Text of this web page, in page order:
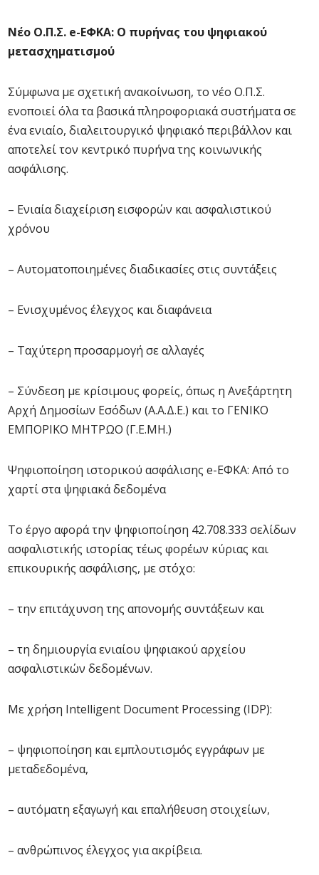
Νέο Ο.Π.Σ. e-ΕΦΚΑ: Ο πυρήνας του ψηφιακού
μετασχηματισμού
Σύμφωνα με σχετική ανακοίνωση, το νέο Ο.Π.Σ.
ενοποιεί όλα τα βασικά πληροφοριακά συστήματα σε
ένα ενιαίο, διαλειτουργικό ψηφιακό περιβάλλον και
αποτελεί τον κεντρικό πυρήνα της κοινωνικής
ασφάλισης.
– Ενιαία διαχείριση εισφορών και ασφαλιστικού
χρόνου
– Αυτοματοποιημένες διαδικασίες στις συντάξεις
– Ενισχυμένος έλεγχος και διαφάνεια
– Ταχύτερη προσαρμογή σε αλλαγές
– Σύνδεση με κρίσιμους φορείς, όπως η Ανεξάρτητη
Αρχή Δημοσίων Εσόδων (Α.Α.Δ.Ε.) και το ΓΕΝΙΚΟ
ΕΜΠΟΡΙΚΟ ΜΗΤΡΩΟ (Γ.Ε.ΜΗ.)
Ψηφιοποίηση ιστορικού ασφάλισης e-ΕΦΚΑ: Από το
χαρτί στα ψηφιακά δεδομένα
Το έργο αφορά την ψηφιοποίηση 42.708.333 σελίδων
ασφαλιστικής ιστορίας τέως φορέων κύριας και
επικουρικής ασφάλισης, με στόχο:
– την επιτάχυνση της απονομής συντάξεων και
– τη δημιουργία ενιαίου ψηφιακού αρχείου
ασφαλιστικών δεδομένων.
Με χρήση Intelligent Document Processing (IDP):
– ψηφιοποίηση και εμπλουτισμός εγγράφων με
μεταδεδομένα,
– αυτόματη εξαγωγή και επαλήθευση στοιχείων,
– ανθρώπινος έλεγχος για ακρίβεια.